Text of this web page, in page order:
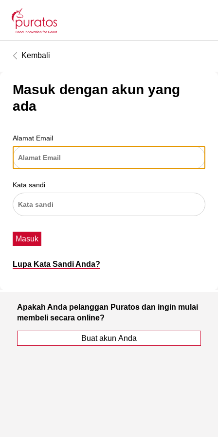
Kembali
Masuk dengan akun yang
ada
Alamat Email
Kata sandi
Masuk
Lupa Kata Sandi Anda?
Apakah Anda pelanggan Puratos dan ingin mulai
membeli secara online?
Buat akun Anda